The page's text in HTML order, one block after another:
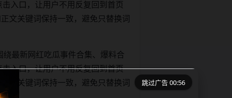
入口，让用户不用反复回到首页
文关键词保持一致，避免只替换词
最新网红吃瓜事件合集、爆料合
入口，让用户不用反复回到首页
文关键词保持一致，避免只替换词
跳过广告 00:56